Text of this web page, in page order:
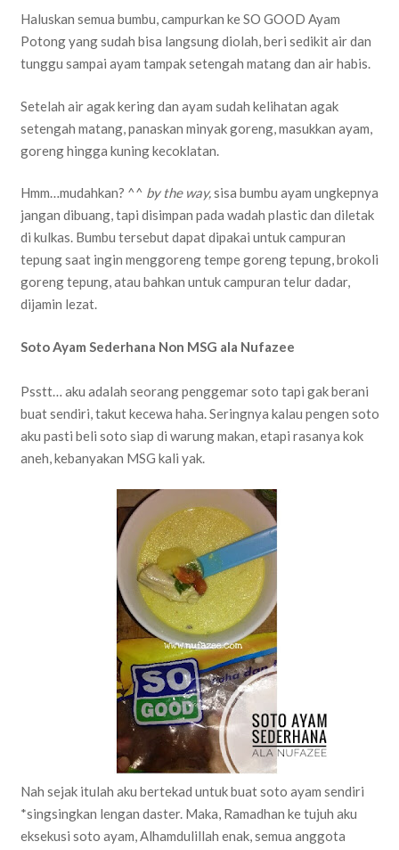
Haluskan semua bumbu, campurkan ke SO GOOD Ayam
Potong yang sudah bisa langsung diolah, beri sedikit air dan
tunggu sampai ayam tampak setengah matang dan air habis.
Setelah air agak kering dan ayam sudah kelihatan agak
setengah matang, panaskan minyak goreng, masukkan ayam,
goreng hingga kuning kecoklatan.
Hmm…mudahkan? ^^ by the way,sisa bumbu ayam ungkepnya
jangan dibuang, tapi disimpan pada wadah plastic dan diletak
di kulkas. Bumbu tersebut dapat dipakai untuk campuran
tepung saat ingin menggoreng tempe goreng tepung, brokoli
goreng tepung, atau bahkan untuk campuran telur dadar,
dijamin lezat.
Soto Ayam Sederhana Non MSG ala Nufazee
Psstt… aku adalah seorang penggemar soto tapi gak berani
buat sendiri, takut kecewa haha. Seringnya kalau pengen soto
aku pasti beli soto siap di warung makan, etapi rasanya kok
aneh, kebanyakan MSG kali yak.
Nah sejak itulah aku bertekad untuk buat soto ayam sendiri
*singsingkan lengan daster. Maka, Ramadhan ke tujuh aku
eksekusi soto ayam, Alhamdulillah enak, semua anggota